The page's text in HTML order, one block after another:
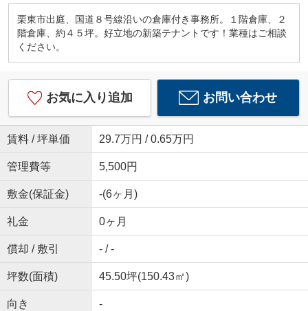
栗東市出庭、国道８号線沿いの倉庫付き事務所。１階倉庫、２
階倉庫、約４５坪。好立地の新築テナントです！業種はご相談
ください。
お気に入り追加 お問い合わせ
賃料 / 坪単価 29.7万円 / 0.65万円
管理費等 5,500円
敷金(保証金) -(6ヶ月)
礼金 0ヶ月
償却 / 敷引 - / -
坪数(面積) 45.50坪(150.43㎡)
向き -